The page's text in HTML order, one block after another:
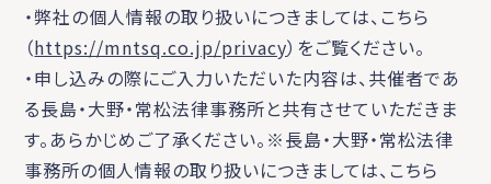
・弊社の個人情報の取り扱いにつきましては、こちら
（https://mntsq.co.jp/privacy）をご覧ください。
・申し込みの際にご入力いただいた内容は、共催者であ
る長島・大野・常松法律事務所と共有させていただきま
す。あらかじめご了承ください。※長島・大野・常松法律
事務所の個人情報の取り扱いにつきましては、こちら